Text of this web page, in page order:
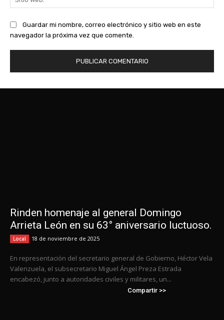
Guardar mi nombre, correo electrónico y sitio web en este
navegador la próxima vez que comente.
Rinden homenaje al general Domingo
Arrieta León en su 63° aniversario luctuoso.
Local 18 de noviembre de 2025
En representación del secretario general de Gobierno, Héctor Vela
Valenzuela, el subsecretario Miguel Ángel Preza Estrada
encabezó, junto a autoridades civiles y militares, un...
Compartir >>